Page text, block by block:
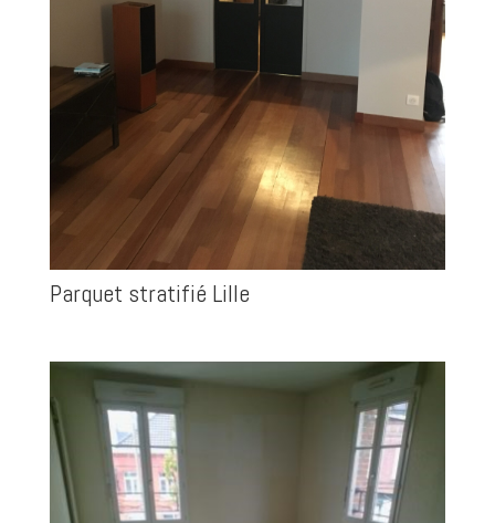
Parquet stratifié Lille